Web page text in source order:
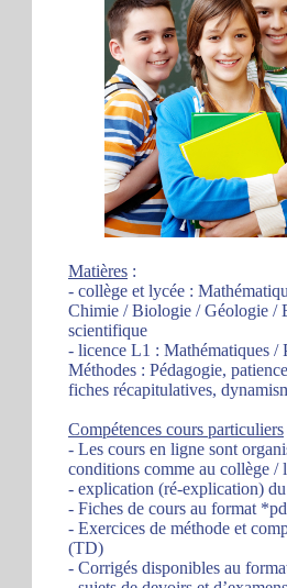
Matières :
- collège et lycée :
Chimie / Biologie / Géologie /
scientifique
- licence L1 : Mathématiques /
Méthodes : Pédagogie,
fiches récapitulatives,
Compétences cours particuliers
- Les cours en ligne sont
conditions comme au collège /
- explication (ré-explication)
- Fiches de cours au format
- Exercices de méthode et
(TD)
- Corrigés disponibles au